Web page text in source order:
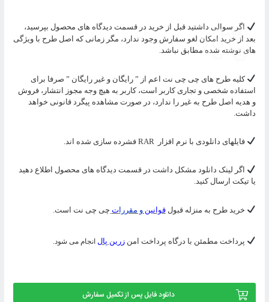
اگر سوالی داشتید قبل از خرید در قسمت دیدگاه های محصول بپرسید،
بعد از خرید امکان لغو سفارش وجود ندارد، مگر زمانی که اصل طرح با ویژگی
های نوشته شده مطابق نباشد.
کلیه طرح های چی چی نت اعم از ” رایگان و غیر رایگان ” صرفا برای
استفاده شخصی و تجاری کاربر است، کاربر به هیچ وجه مجوز انتشار، فروش
و هدیه اصل طرح به غیر را ندارد، در صورت مشاهده پیگرد قانونی خواهد
داشت.
فایلهای دانلودی با نرم افزار RARفشرده سازی شده اند.
اگر لینک دانلود مشکل داشت در قسمت دیدگاه های محصول اطلاع دهید
یا تیکت ارسال کنید.
خرید طرح به منزله قبول قوانینو مقررات چی چی نت است.
پرداخت مطمئن با درگاه پرداخت امن زرین پال انجام می شود.
دانلود فایل پس از تکمیل سفارش